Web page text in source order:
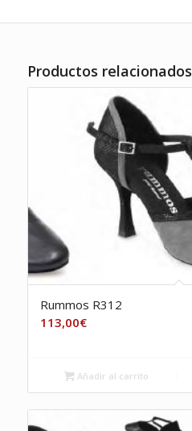
Productos relacionados
Rummos R312
113,00€
Añadir al carrito